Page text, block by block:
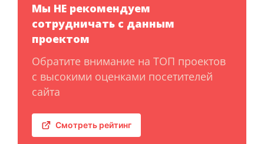
Мы НЕ рекомендуем
сотрудничать с данным
проектом
Обратите внимание на ТОП проектов
с высокими оценками посетителей
сайта
Смотреть рейтинг